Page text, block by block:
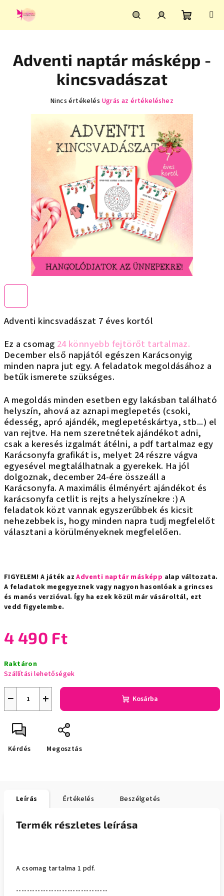
KeresésBejelentkezés
Kosár
Adventi kincsvadászat 7 éves kortól
Ez a csomag 24 könnyebb fejtörőt tartalmaz.
December első napjától egészen Karácsonyig
minden napra jut egy. A feladatok megoldásához a
betűk ismerete szükséges.
A megoldás minden esetben egy lakásban található
helyszín, ahová az aznapi meglepetés (csoki,
édesség, apró ajándék, meglepetéskártya, stb...) el
van rejtve. Ha nem szeretnétek ajándékot adni,
csak a keresés izgalmát átélni, a pdf tartalmaz egy
Karácsonyfa grafikát is, melyet 24 részre vágva
egyesével megtalálhatnak a gyerekek. Ha jól
dolgoznak, december 24-ére összeáll a
Karácsonyfa. A maximális élményért ajándékot és
karácsonyfa cetlit is rejts a helyszínekre :) A
feladatok közt vannak egyszerűbbek és kicsit
nehezebbek is, hogy minden napra tudj megfelelőt
választani a körülményeknek megfelelően.
FIGYELEM! A játék az Adventi naptár másképp alap változata.
A feladatok megegyeznek vagy nagyon hasonlóak a grincses
és manós verzióval. Így ha ezek közül már vásároltál, ezt
vedd figyelembe.
4 490 Ft
Raktáron
Szállítási lehetőségek
+
− Kosárba
Kérdés Megosztás
Adventi naptár másképp -
kincsvadászat
A
értékelése
5-
ből
Nincs értékelés Ugrás az értékeléshez
Leírás Értékelés Beszélgetés
Termék részletes leírása
A csomag tartalma 1 pdf.
----------------------------------